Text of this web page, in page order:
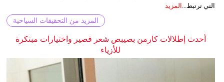
التي ترتبط... المزيد
المزيد من التحقيقات السياحية
أحدث إطلالات كارمن بصيبص شعر قصير واختيارات مبتكرة
للأزياء